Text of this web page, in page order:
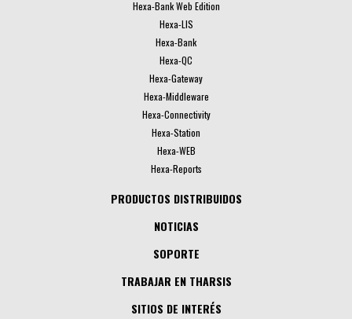
Hexa-Bank Web Edition
Hexa-LIS
Hexa-Bank
Hexa-QC
Hexa-Gateway
Hexa-Middleware
Hexa-Connectivity
Hexa-Station
Hexa-WEB
Hexa-Reports
PRODUCTOS DISTRIBUIDOS
NOTICIAS
SOPORTE
TRABAJAR EN THARSIS
SITIOS DE INTERÉS